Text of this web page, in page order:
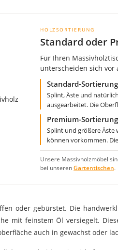
HOLZSORTIERUNG
Standard oder
Für Ihren
unterscheiden sich
Standard-Sortierung
Splint, Äste und
ausgearbeitet. Die
Premium-Sortierung
Splint und größere Äste
können vorkommen.
Unsere Massivholzmöbel
bei unserenGartentischen.
oder gebürstet. Die
mit feinstem Öl versiegelt.
auch in gewachst oder